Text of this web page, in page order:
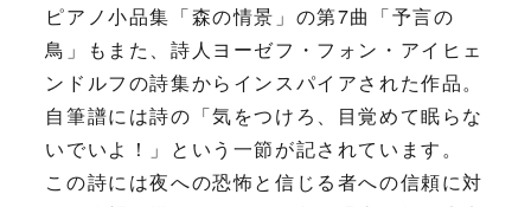
ピアノ小品集「森の情景」の第7曲「予言の
鳥」もまた、詩人ヨーゼフ・フォン・アイヒェ
ンドルフの詩集からインスパイアされた作品。
自筆譜には詩の「気をつけろ、目覚めて眠らな
いでいよ！」という一節が記されています。
この詩には夜への恐怖と信じる者への信頼に対